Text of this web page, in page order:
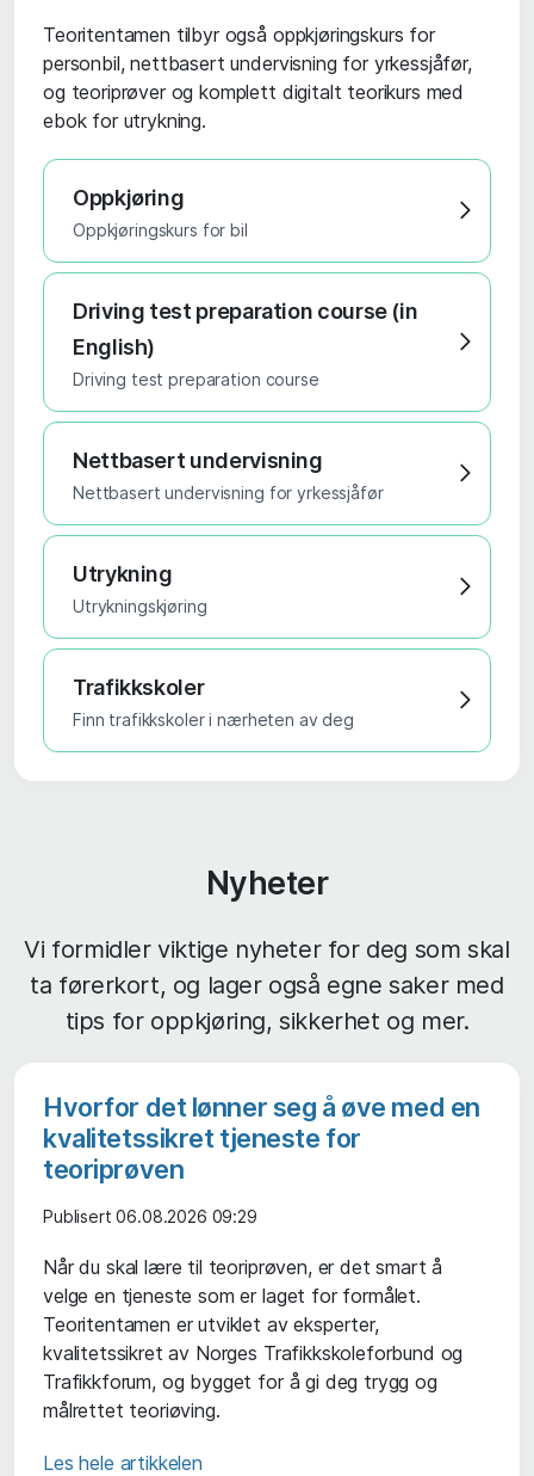
Teoritentamen tilbyr også oppkjøringskurs for
personbil, nettbasert undervisning for yrkessjåfør,
og teoriprøver og komplett digitalt teorikurs med
ebok for utrykning.
Oppkjøring
Oppkjøringskurs for bil
Driving test preparation course (in
English)
Driving test preparation course
Nettbasert undervisning
Nettbasert undervisning for yrkessjåfør
Utrykning
Utrykningskjøring
Trafikkskoler
Finn trafikkskoler i nærheten av deg
Nyheter
Vi formidler viktige nyheter for deg som skal
ta førerkort, og lager også egne saker med
tips for oppkjøring, sikkerhet og mer.
Hvorfor det lønner seg å øve med en
kvalitetssikret tjeneste for
teoriprøven
Publisert 06.08.2026 09:29
Når du skal lære til teoriprøven, er det smart å
velge en tjeneste som er laget for formålet.
Teoritentamen er utviklet av eksperter,
kvalitetssikret av Norges Trafikkskoleforbund og
Trafikkforum, og bygget for å gi deg trygg og
målrettet teoriøving.
Les hele artikkelen